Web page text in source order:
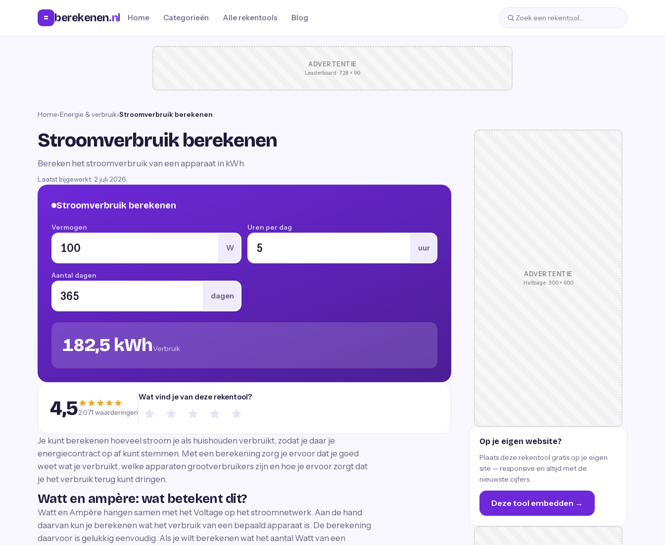
= berekenen.nl Home Categorieën Alle rekentools Blog
ADVERTENTIE
Leaderboard · 728 × 90
Home›Energie & verbruik›Stroomverbruik berekenen
Stroomverbruik berekenen
Bereken het stroomverbruik van een apparaat in kWh.
Laatst bijgewerkt: 2 juli 2026
Stroomverbruik berekenen
Vermogen
W
Uren per dag
uur
Aantal dagen
dagen
182,5 kWhVerbruik
4,52.071 waarderingen
Wat vind je van deze rekentool?
Je kunt berekenen hoeveel stroom je als huishouden verbruikt, zodat je daar je
energiecontract op af kunt stemmen. Met een berekening zorg je ervoor dat je goed
weet wat je verbruikt, welke apparaten grootverbruikers zijn en hoe je ervoor zorgt dat
je het verbruik terug kunt dringen.
Watt en ampère: wat betekent dit?
Watt en Ampère hangen samen met het Voltage op het stroomnetwerk. Aan de hand
daarvan kun je berekenen wat het verbruik van een bepaald apparaat is. De berekening
daarvoor is gelukkig eenvoudig. Als je wilt berekenen wat het aantal Watt van een
ADVERTENTIE
Halfpage · 300 × 600
Op je eigen website?
Plaats deze rekentool gratis op je eigen
site — responsive en altijd met de
nieuwste cijfers.
Deze tool embedden →